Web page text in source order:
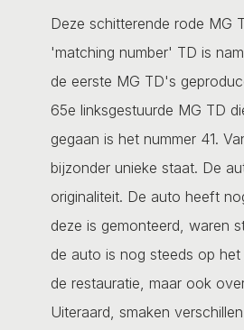
Deze schitterende rode MG
'matching number' TD is
de eerste MG TD's
65e linksgestuurde MG TD
gegaan is het nummer 41.
bijzonder unieke staat. De
originaliteit. De auto heeft
deze is gemonteerd, waren
de auto is nog steeds op
de restauratie, maar ook
Uiteraard, smaken